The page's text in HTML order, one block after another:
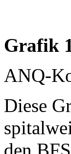
Grafik
ANQ-
Diese